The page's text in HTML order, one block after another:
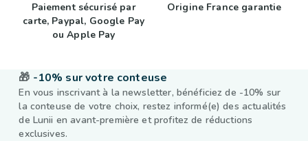
Paiement sécurisé par
carte, Paypal, Google Pay
ou Apple Pay
Origine France garantie
🎁 -10% sur votre conteuse
En vous inscrivant à la newsletter, bénéficiez de -10% sur
la conteuse de votre choix, restez informé(e) des actualités
de Lunii en avant-première et profitez de réductions
exclusives.